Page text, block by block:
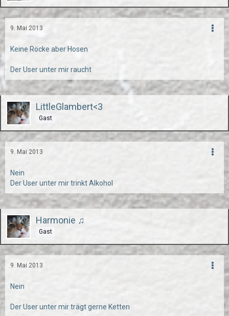
9. Mai 2013
Keine Röcke aber Hosen
Der User unter mir raucht
LittleGlambert<3
Gast
9. Mai 2013
Nein
Der User unter mir trinkt Alkohol
Harmonie ♫
Gast
9. Mai 2013
Nein
Der User unter mir trägt gerne Ketten